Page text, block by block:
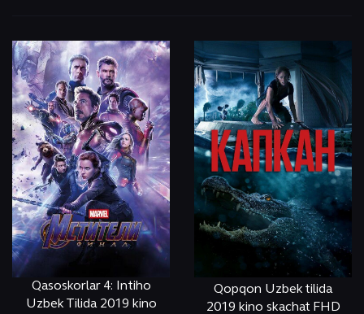
Qasoskorlar 4: Intiho
Uzbek Tilida 2019 kino
Qopqon Uzbek tilida
2019 kino skachat FHD